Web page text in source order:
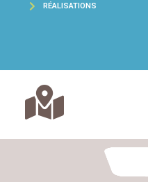
RÉALISATIONS